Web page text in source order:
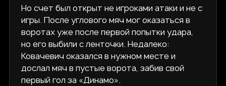
Но счет был открыт не игроками атаки и не с
игры. После углового мяч мог оказаться в
воротах уже после первой попытки удара,
но его выбили с ленточки. Недалеко:
Ковачевич оказался в нужном месте и
дослал мяч в пустые ворота, забив свой
первый гол за «Динамо».